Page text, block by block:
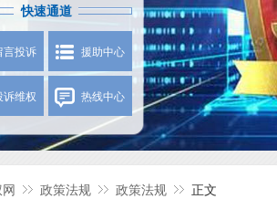
快速通道
言投诉 援助中心
诉维权 热线中心
政策法规 政策法规 正文